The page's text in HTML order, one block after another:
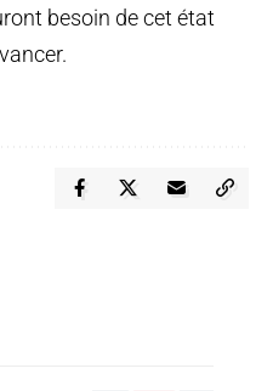
besoin de cet état